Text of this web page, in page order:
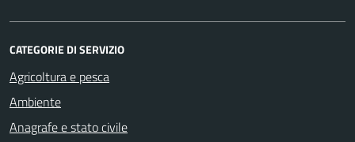
CATEGORIE DI SERVIZIO
Agricoltura e pesca
Ambiente
Anagrafe e stato civile